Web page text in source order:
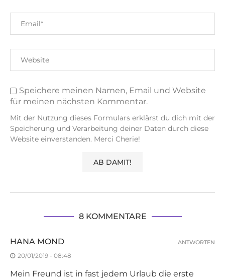
Speichere meinen Namen, Email und Website
für meinen nächsten Kommentar.
Mit der Nutzung dieses Formulars erklärst du dich mit der
Speicherung und Verarbeitung deiner Daten durch diese
Website einverstanden. Merci Cherie!
8 KOMMENTARE
HANA MOND
20/01/2019 - 08:48
Mein Freund ist in fast jedem Urlaub die erste
ANTWORTEN